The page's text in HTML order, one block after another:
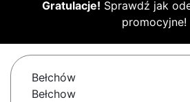
Gratulacje! Sprawdź jak
promocyjne!
Bełchów
Bełchow